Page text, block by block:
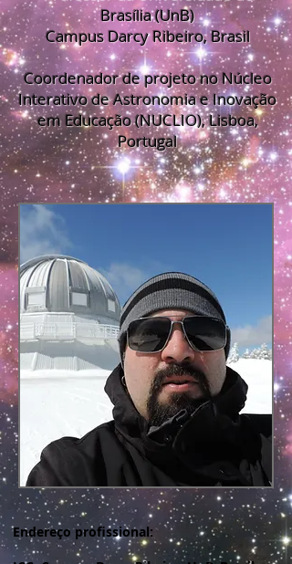
Brasília (UnB)
Campus Darcy Ribeiro, Brasil
Coordenador de projeto no Núcleo
Interativo de Astronomia e Inovação
em Educação (NUCLIO), Lisboa,
Portugal
Endereço profissional: